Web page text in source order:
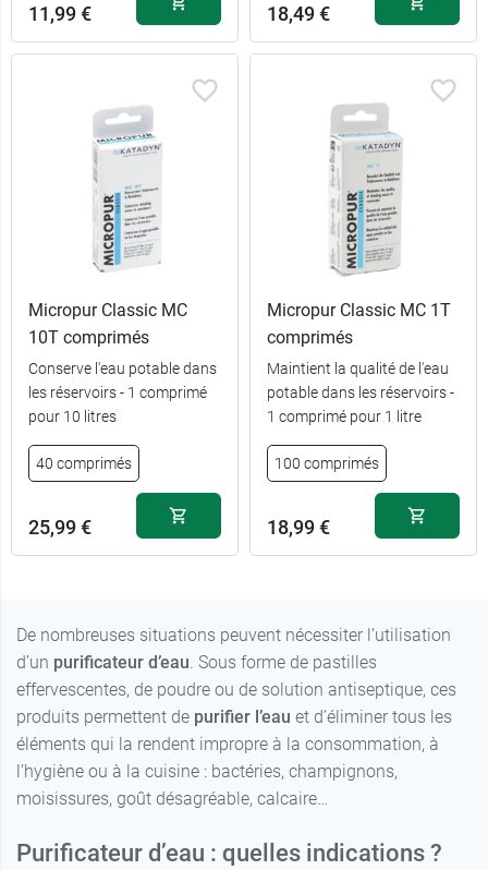
11,99 € 18,49 €
Micropur Classic MC
10T comprimés
Conserve l'eau potable dans
les réservoirs - 1 comprimé
pour 10 litres
40 comprimés
25,99 €
Micropur Classic MC 1T
comprimés
Maintient la qualité de l'eau
potable dans les réservoirs -
1 comprimé pour 1 litre
100 comprimés
18,99 €
De nombreuses situations peuvent nécessiter l’utilisation
d’un purificateur d’eau. Sous forme de pastilles
effervescentes, de poudre ou de solution antiseptique, ces
produits permettent de purifier l’eau et d’éliminer tous les
éléments qui la rendent impropre à la consommation, à
l’hygiène ou à la cuisine : bactéries, champignons,
moisissures, goût désagréable, calcaire…
Purificateur d’eau : quelles indications ?